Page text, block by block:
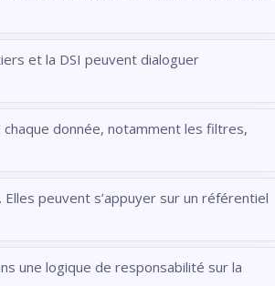
et la DSI peuvent dialoguer
donnée, notamment les filtres,
peuvent s’appuyer sur un référentiel
une logique de responsabilité sur la